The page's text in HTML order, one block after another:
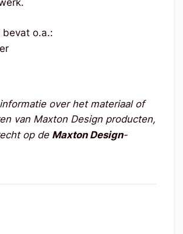
o.a.:
over het materiaal of
van Maxton Design producten,
op de Maxton Design-